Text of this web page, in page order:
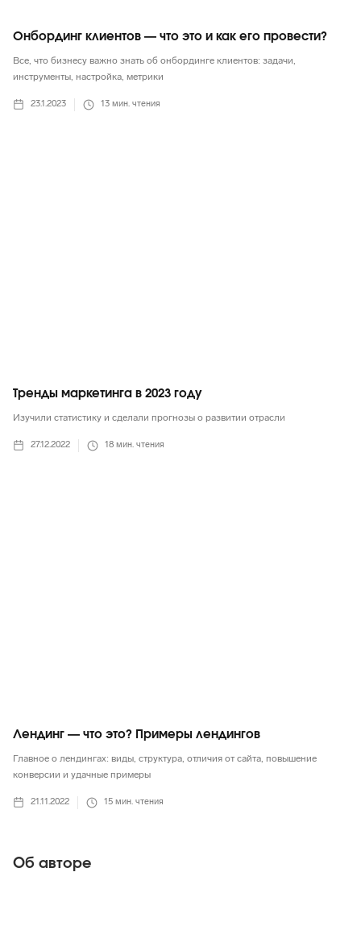
Онбординг клиентов — что это и как его провести?
Все, что бизнесу важно знать об онбординге клиентов: задачи,
инструменты, настройка, метрики
23.1.2023 13 мин. чтения
Тренды маркетинга в 2023 году
Изучили статистику и сделали прогнозы о развитии отрасли
27.12.2022 18 мин. чтения
Лендинг — что это? Примеры лендингов
Главное о лендингах: виды, структура, отличия от сайта, повышение
конверсии и удачные примеры
21.11.2022 15 мин. чтения
Об авторе